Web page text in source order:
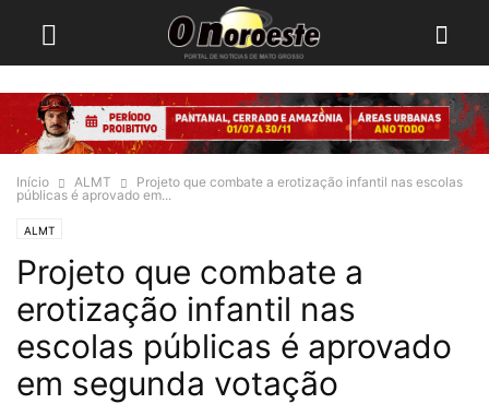
Início ALMT
Projeto que combate a erotização infantil nas escolas
públicas é aprovado em...
ALMT
Projeto que combate a
erotização infantil nas
escolas públicas é aprovado
em segunda votação